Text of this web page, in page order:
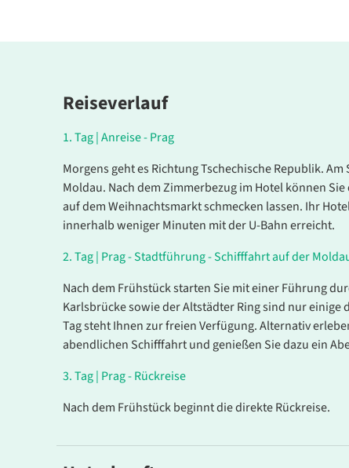
Es konnten keine gültigen Angebote gefunden
Reiseverlauf
1.Tag |Anreise - Prag
Morgens geht es Richtung Tschechische Republik.
Moldau. Nach dem Zimmerbezug im Hotel können
auf dem Weihnachtsmarkt schmecken lassen. Ihr
innerhalb weniger Minuten mit der U-Bahn erreicht.
2.Tag | Prag - Stadtführung - Schifffahrt auf der
Nach dem Frühstück starten Sie mit einer Führung
Karlsbrücke sowie der Altstädter Ring sind nur
Tag steht Ihnen zur freien Verfügung. Alternativ
abendlichen Schifffahrt und genießen Sie dazu ein
3.Tag | Prag - Rückreise
Nach dem Frühstück beginnt die direkte Rückreise.